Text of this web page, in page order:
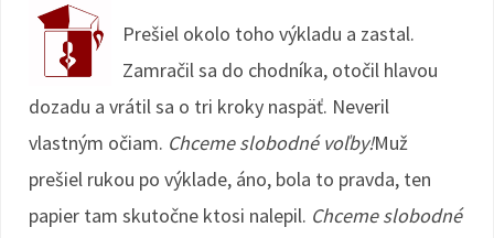
o
o
k
e
Prešiel okolo toho výkladu a zastal.
Zamračil sa do chodníka, otočil hlavou
dozadu a vrátil sa o tri kroky naspäť. Neveril
vlastným očiam. Chceme slobodné voľby!Muž
prešiel rukou po výklade, áno, bola to pravda, ten
papier tam skutočne ktosi nalepil. Chceme slobodné